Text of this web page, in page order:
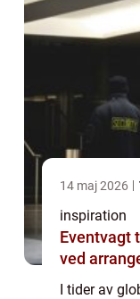
14 maj 2026
inspiration
Eventvagt
ved
I tider av